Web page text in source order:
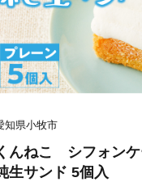
知県小牧市
んねこ シフォンケ
生サンド 5個入